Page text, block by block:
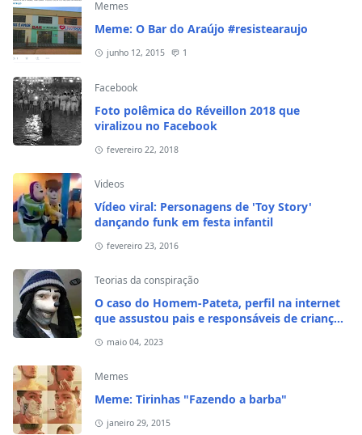
Memes
Meme: O Bar do Araújo #resistearaujo
junho 12, 2015 1
Facebook
Foto polêmica do Réveillon 2018 que
viralizou no Facebook
fevereiro 22, 2018
Videos
Vídeo viral: Personagens de 'Toy Story'
dançando funk em festa infantil
fevereiro 23, 2016
Teorias da conspiração
O caso do Homem-Pateta, perfil na internet
que assustou pais e responsáveis de crianças
maio 04, 2023
Memes
Meme: Tirinhas "Fazendo a barba"
janeiro 29, 2015